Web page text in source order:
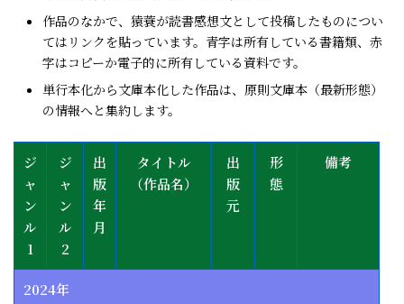
作品のなかで、猿蓑が読書感想文として投稿したものについ
てはリンクを貼っています。青字は所有している書籍類、赤
字はコピーか電子的に所有している資料です。
単行本化から文庫本化した作品は、原則文庫本（最新形態）
の情報へと集約します。
ジ
ャ
ン
ル
1
ジ
ャ
ン
ル
2
出
版
年
月
タイトル
（作品名）
出
版
元
形
態
備考
2024年